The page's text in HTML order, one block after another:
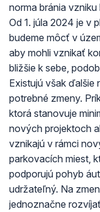
norma bránia
Od 1. júla 2024 je v
budeme môcť v
aby mohli vznikať
bližšie k sebe,
Existujú však ďalšie
potrebné zmeny.
ktorá stanovuje
nových projektoch
vznikajú v rámci
parkovacích miest,
podporujú pohyb
udržateľný. Na
jednoznačne